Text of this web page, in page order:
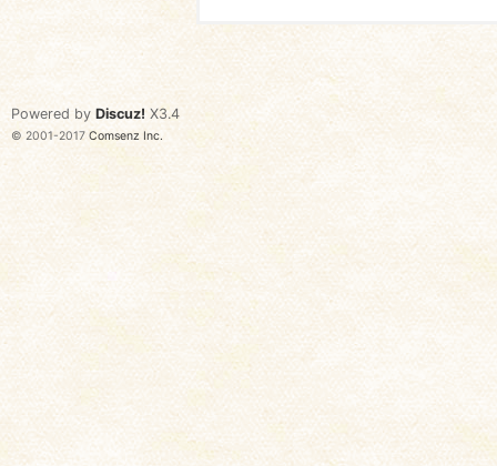
Powered by Discuz! X3.4
© 2001-2017 Comsenz Inc.